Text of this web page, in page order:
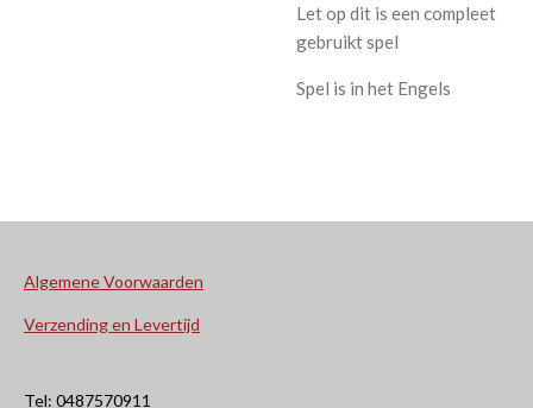
Let op dit is een compleet
gebruikt spel
Spel is in het Engels
Algemene Voorwaarden
Verzending en Levertijd
Tel: 0487570911